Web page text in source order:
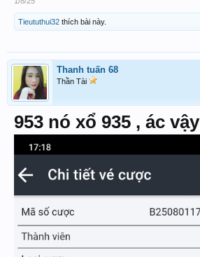
Tieututhui32 thích bài này.
Thanh tuấn 68
Thần Tài
953 nó xổ 935 , ác vậy